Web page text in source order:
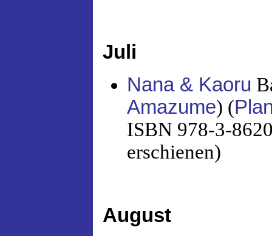
Juli
Nana & Kaoru
Amazume) (
ISBN 978-3-
erschienen)
August